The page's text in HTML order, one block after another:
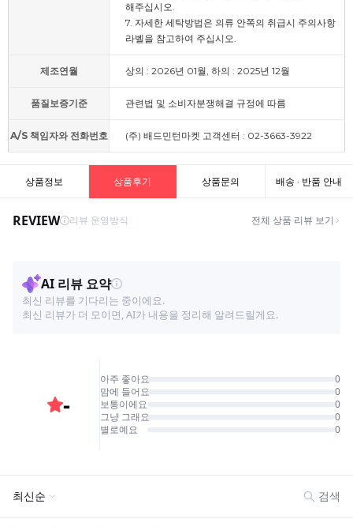
해주십시오.
7. 자세한 세탁방법은 의류 안쪽의 취급시 주의사항
라벨을 참고하여 주십시오.
제조연월 상의 : 2026년 01월, 하의 : 2025년 12월
품질보증기준 관련법 및 소비자분쟁해결 규정에 따름
A/S 책임자와 전화번호 (주) 배드민턴마켓 고객센터 : 02-3663-3922
상품정보 상품후기 상품문의 배송 · 반품 안내